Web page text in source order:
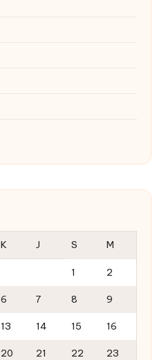
K J S M
1 2
6 7 8 9
13 14 15 16
20 21 22 23